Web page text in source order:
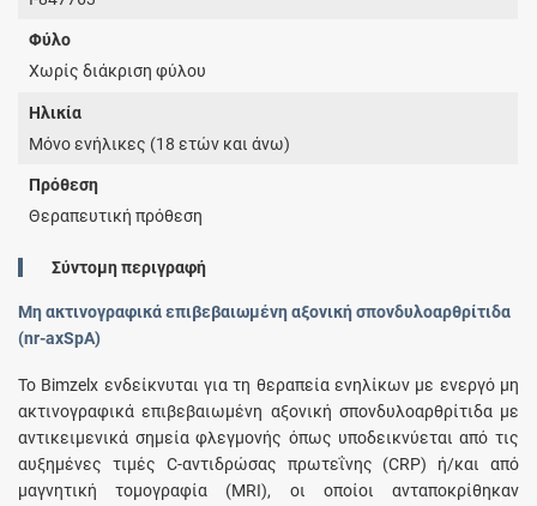
Φύλο
Χωρίς διάκριση φύλου
Ηλικία
Μόνο ενήλικες (18 ετών και άνω)
Πρόθεση
Θεραπευτική πρόθεση
Σύντομη περιγραφή
Μη ακτινογραφικά επιβεβαιωμένη αξονική σπονδυλοαρθρίτιδα
(nr-axSpA)
Το Bimzelx ενδείκνυται για τη θεραπεία ενηλίκων με ενεργό μη
ακτινογραφικά επιβεβαιωμένη αξονική σπονδυλοαρθρίτιδα με
αντικειμενικά σημεία φλεγμονής όπως υποδεικνύεται από τις
αυξημένες τιμές C-αντιδρώσας πρωτεΐνης (CRP) ή/και από
μαγνητική τομογραφία (MRI), οι οποίοι ανταποκρίθηκαν